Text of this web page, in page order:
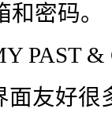
密码。
PAST &
面友好